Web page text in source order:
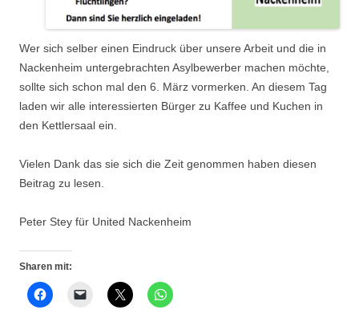
Wer sich selber einen Eindruck über unsere Arbeit und die in
Nackenheim untergebrachten Asylbewerber machen möchte,
sollte sich schon mal den 6. März vormerken. An diesem Tag
laden wir alle interessierten Bürger zu Kaffee und Kuchen in
den Kettlersaal ein.
Vielen Dank das sie sich die Zeit genommen haben diesen
Beitrag zu lesen.
Peter Stey für United Nackenheim
Sharen mit: